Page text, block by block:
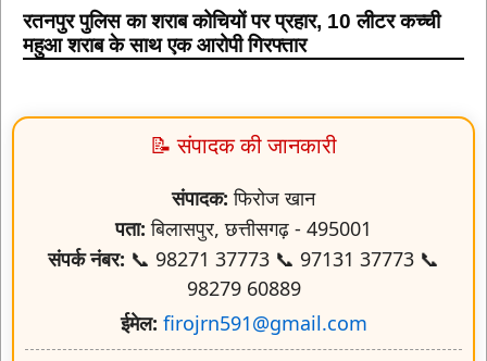
रतनपुर पुलिस का शराब कोचियों पर प्रहार, 10 लीटर कच्ची
महुआ शराब के साथ एक आरोपी गिरफ्तार
📝 संपादक की जानकारी
संपादक: फिरोज खान
पता: बिलासपुर, छत्तीसगढ़ - 495001
संपर्क नंबर: 📞 98271 37773 📞 97131 37773 📞
98279 60889
ईमेल: firojrn591@gmail.com